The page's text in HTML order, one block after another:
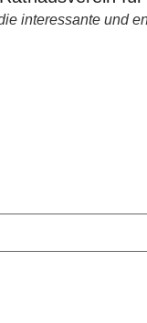
interessante und